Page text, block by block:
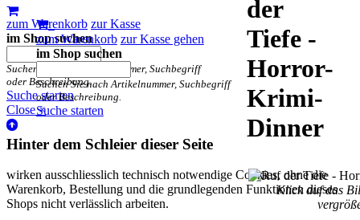
zum Warenkorb zur Kasse gehen
im Shop suchen
Suchen Sie nach Artikelnummer, Suchbegriff
oder Beschreibung.
Suche starten
zum Warenkorb zur Kasse
im Shop suchen
Suchen Sie nach Artikelnummer, Suchbegriff
oder Beschreibung.
Suche starten
Close ×
der
Tiefe -
Horror-
Krimi-
Dinner
Klick auf das
Hinter dem Schleier dieser Seite
wirken ausschliesslich technisch notwendige Cookies, ohne die
Warenkorb, Bestellung und die grundlegenden Funktionen dieses
Shops nicht verlässlich arbeiten.